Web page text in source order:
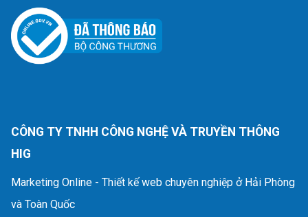
CÔNG TY TNHH CÔNG NGHỆ VÀ TRUYỀN THÔNG
HIG
Marketing Online - Thiết kế web chuyên nghiệp ở Hải Phòng
và Toàn Quốc